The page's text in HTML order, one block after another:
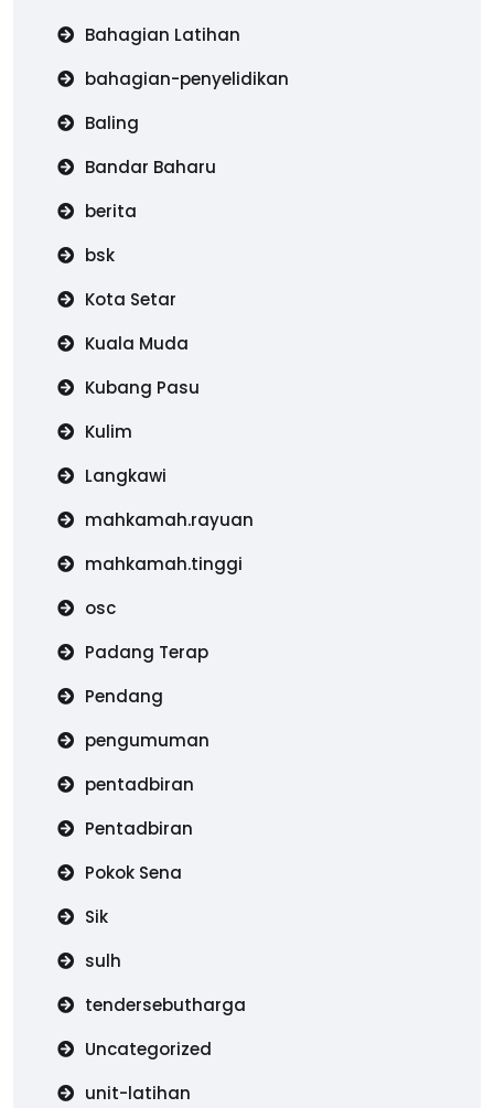
Bahagian Latihan
bahagian-penyelidikan
Baling
Bandar Baharu
berita
bsk
Kota Setar
Kuala Muda
Kubang Pasu
Kulim
Langkawi
mahkamah.rayuan
mahkamah.tinggi
osc
Padang Terap
Pendang
pengumuman
pentadbiran
Pentadbiran
Pokok Sena
Sik
sulh
tendersebutharga
Uncategorized
unit-latihan